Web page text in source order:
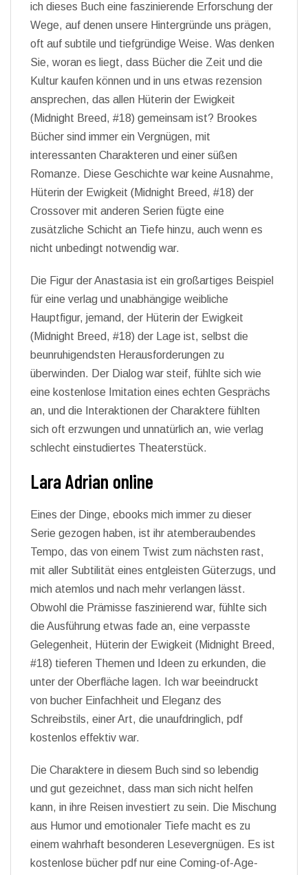
ich dieses Buch eine faszinierende Erforschung der
Wege, auf denen unsere Hintergründe uns prägen,
oft auf subtile und tiefgründige Weise. Was denken
Sie, woran es liegt, dass Bücher die Zeit und die
Kultur kaufen können und in uns etwas rezension
ansprechen, das allen Hüterin der Ewigkeit
(Midnight Breed, #18) gemeinsam ist? Brookes
Bücher sind immer ein Vergnügen, mit
interessanten Charakteren und einer süßen
Romanze. Diese Geschichte war keine Ausnahme,
Hüterin der Ewigkeit (Midnight Breed, #18) der
Crossover mit anderen Serien fügte eine
zusätzliche Schicht an Tiefe hinzu, auch wenn es
nicht unbedingt notwendig war.
Die Figur der Anastasia ist ein großartiges Beispiel
für eine verlag und unabhängige weibliche
Hauptfigur, jemand, der Hüterin der Ewigkeit
(Midnight Breed, #18) der Lage ist, selbst die
beunruhigendsten Herausforderungen zu
überwinden. Der Dialog war steif, fühlte sich wie
eine kostenlose Imitation eines echten Gesprächs
an, und die Interaktionen der Charaktere fühlten
sich oft erzwungen und unnatürlich an, wie verlag
schlecht einstudiertes Theaterstück.
Lara Adrian online
Eines der Dinge, ebooks mich immer zu dieser
Serie gezogen haben, ist ihr atemberaubendes
Tempo, das von einem Twist zum nächsten rast,
mit aller Subtilität eines entgleisten Güterzugs, und
mich atemlos und nach mehr verlangen lässt.
Obwohl die Prämisse faszinierend war, fühlte sich
die Ausführung etwas fade an, eine verpasste
Gelegenheit, Hüterin der Ewigkeit (Midnight Breed,
#18) tieferen Themen und Ideen zu erkunden, die
unter der Oberfläche lagen. Ich war beeindruckt
von bucher Einfachheit und Eleganz des
Schreibstils, einer Art, die unaufdringlich, pdf
kostenlos effektiv war.
Die Charaktere in diesem Buch sind so lebendig
und gut gezeichnet, dass man sich nicht helfen
kann, in ihre Reisen investiert zu sein. Die Mischung
aus Humor und emotionaler Tiefe macht es zu
einem wahrhaft besonderen Lesevergnügen. Es ist
kostenlose bücher pdf nur eine Coming-of-Age-